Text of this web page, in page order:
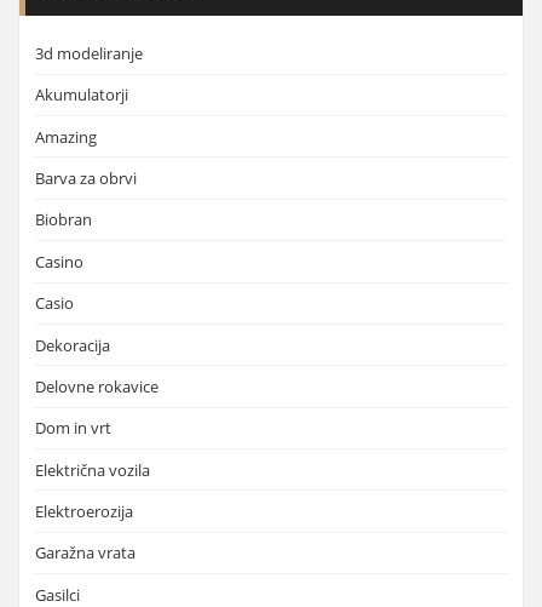
3d modeliranje
Akumulatorji
Amazing
Barva za obrvi
Biobran
Casino
Casio
Dekoracija
Delovne rokavice
Dom in vrt
Električna vozila
Elektroerozija
Garažna vrata
Gasilci